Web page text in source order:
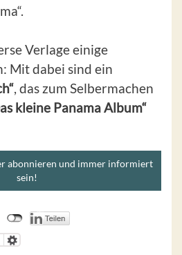
Verlage einige
Mit dabei sind ein
, das zum Selbermachen
kleine Panama Album“
abonnieren und immer informiert
sein!